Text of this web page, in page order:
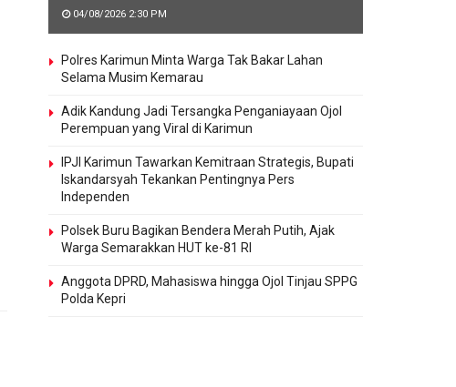
04/08/2026 2:30 PM
Polres Karimun Minta Warga Tak Bakar Lahan
Selama Musim Kemarau
Adik Kandung Jadi Tersangka Penganiayaan Ojol
Perempuan yang Viral di Karimun
IPJI Karimun Tawarkan Kemitraan Strategis, Bupati
Iskandarsyah Tekankan Pentingnya Pers
Independen
Polsek Buru Bagikan Bendera Merah Putih, Ajak
Warga Semarakkan HUT ke-81 RI
Anggota DPRD, Mahasiswa hingga Ojol Tinjau SPPG
Polda Kepri